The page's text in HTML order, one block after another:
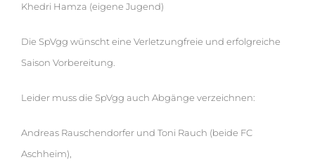
Khedri Hamza (eigene Jugend)
Die SpVgg wünscht eine Verletzungfreie und erfolgreiche
Saison Vorbereitung.
Leider muss die SpVgg auch Abgänge verzeichnen:
Andreas Rauschendorfer und Toni Rauch (beide FC
Aschheim),